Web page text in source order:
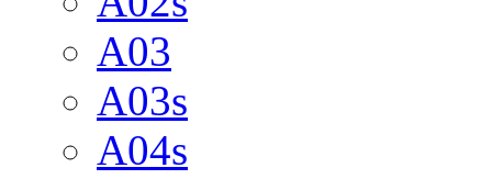
A03
A03s
A04s